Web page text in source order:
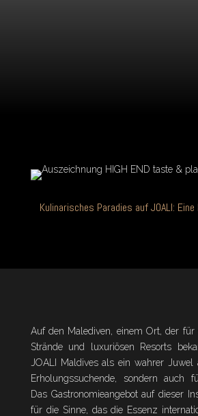
Kulinarisches Paradies auf JOALI:
Auf den Malediven, einem Ort, der für
Strände und luxuriösen Resorts
JOALI Maldives als ein wahrer
Erholungssuchende, sondern auch
Das Gastronomieangebot auf dieser
für die Sinne, das die Essenz